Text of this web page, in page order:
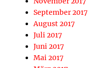
September 2017
August 2017
Juli 2017
Juni 2017
Mai 2017